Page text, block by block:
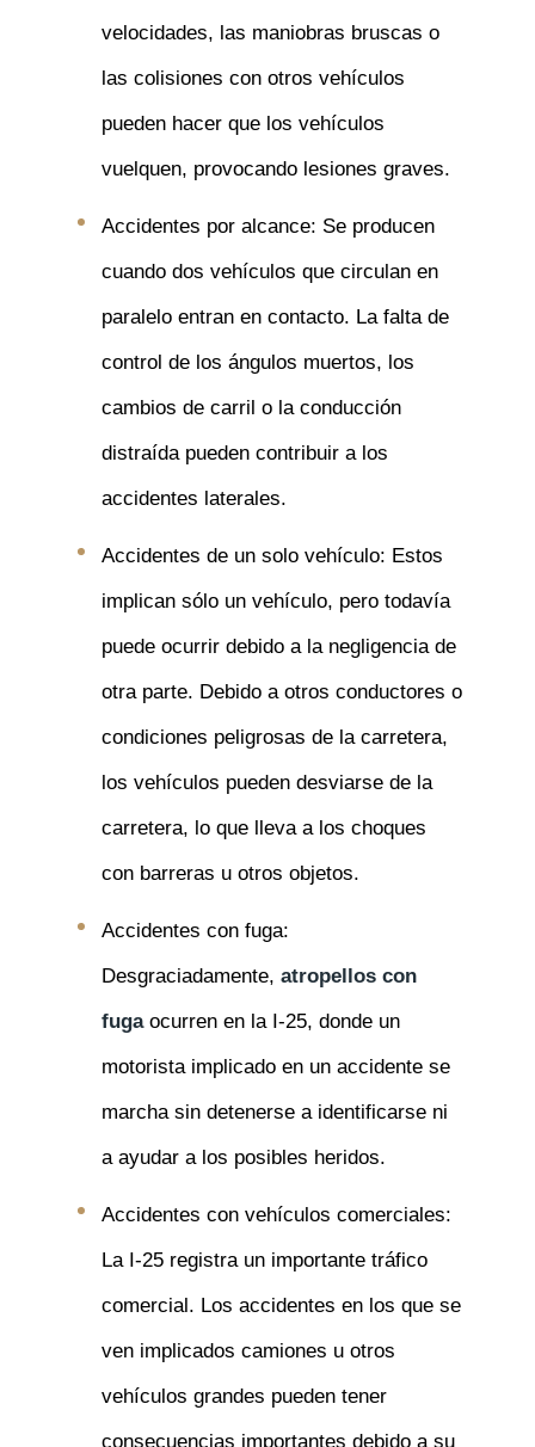
velocidades, las maniobras bruscas o
las colisiones con otros vehículos
pueden hacer que los vehículos
vuelquen, provocando lesiones graves.
Accidentes por alcance: Se producen
cuando dos vehículos que circulan en
paralelo entran en contacto. La falta de
control de los ángulos muertos, los
cambios de carril o la conducción
distraída pueden contribuir a los
accidentes laterales.
Accidentes de un solo vehículo: Estos
implican sólo un vehículo, pero todavía
puede ocurrir debido a la negligencia de
otra parte. Debido a otros conductores o
condiciones peligrosas de la carretera,
los vehículos pueden desviarse de la
carretera, lo que lleva a los choques
con barreras u otros objetos.
Accidentes con fuga:
Desgraciadamente, atropellos con
fugaocurren en la I-25, donde un
motorista implicado en un accidente se
marcha sin detenerse a identificarse ni
a ayudar a los posibles heridos.
Accidentes con vehículos comerciales:
La I-25 registra un importante tráfico
comercial. Los accidentes en los que se
ven implicados camiones u otros
vehículos grandes pueden tener
consecuencias importantes debido a su